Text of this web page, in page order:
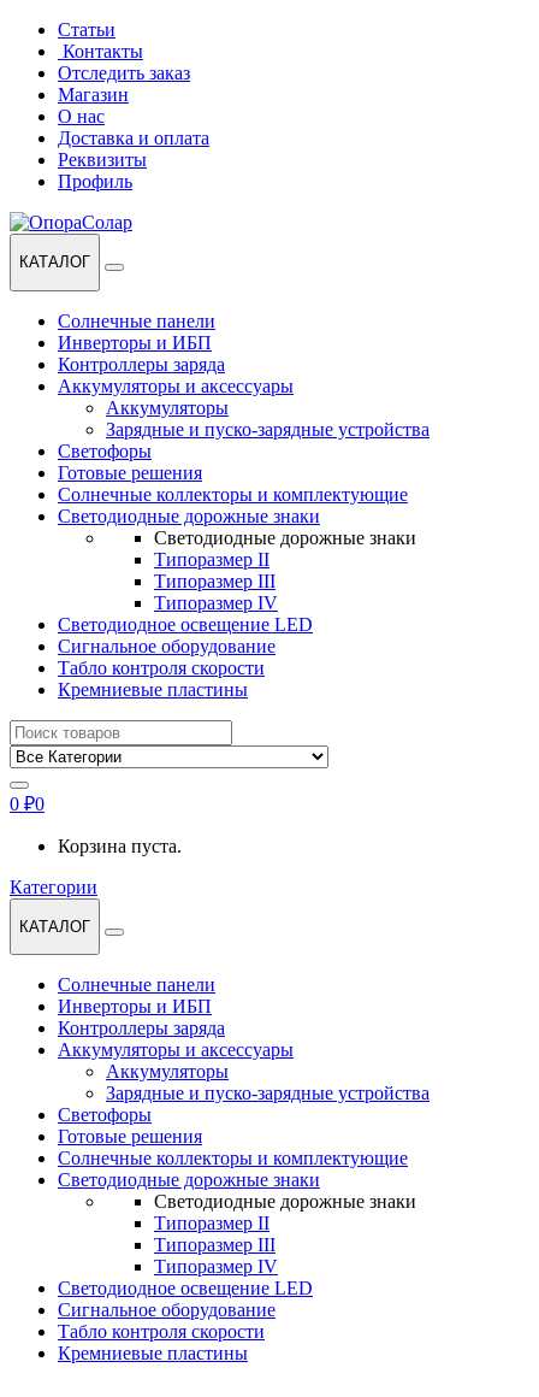
Перейти
навигации
Перейти
содержанию
Статьи
Контакты
Отследить заказ
Магазин
О нас
Доставка и оплата
Реквизиты
Профиль
КАТАЛОГ
Солнечные панели
Инверторы и ИБП
Контроллеры заряда
Аккумуляторы и аксессуары
Аккумуляторы
Зарядные и пуско-зарядные устройства
Светофоры
Готовые решения
Солнечные коллекторы и комплектующие
Светодиодные дорожные знаки
Светодиодные дорожные знаки
Типоразмер II
Типоразмер III
Типоразмер IV
Светодиодное освещение LED
Сигнальное оборудование
Табло контроля скорости
Кремниевые пластины
Найти:
0 ₽0
Корзина пуста.
Категории
КАТАЛОГ
Солнечные панели
Инверторы и ИБП
Контроллеры заряда
Аккумуляторы и аксессуары
Аккумуляторы
Зарядные и пуско-зарядные устройства
Светофоры
Готовые решения
Солнечные коллекторы и комплектующие
Светодиодные дорожные знаки
Светодиодные дорожные знаки
Типоразмер II
Типоразмер III
Типоразмер IV
Светодиодное освещение LED
Сигнальное оборудование
Табло контроля скорости
Кремниевые пластины